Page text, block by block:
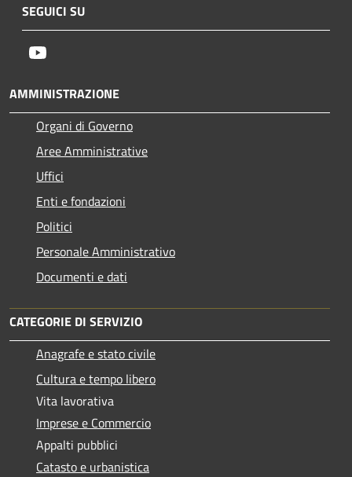
SEGUICI SU
AMMINISTRAZIONE
Organi di Governo
Aree Amministrative
Uffici
Enti e fondazioni
Politici
Personale Amministrativo
Documenti e dati
CATEGORIE DI SERVIZIO
Anagrafe e stato civile
Cultura e tempo libero
Vita lavorativa
Imprese e Commercio
Appalti pubblici
Catasto e urbanistica